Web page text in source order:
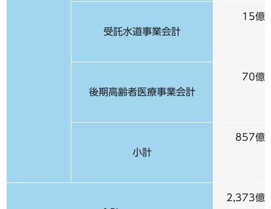
受託水道事業会計
15億
後期高齢者医療事業会計
70億
小計
857億
2,373億